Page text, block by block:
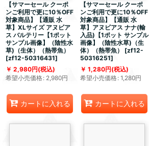
【サマーセール クーポ
ンご利用で更に10％OFF
対象商品】【通販 水
草】XLサイズ アヌビア
ス バルテリー【1ポット
サンプル画像】（陰性水
草)（生体）（熱帯魚）
[zf12-50316431]
2,980円(税込)
希望小売価格: 2,980円
カートに入れる
【サマーセール クーポ
ンご利用で更に10％OFF
対象商品】【通販 水
草】アヌビアス ナナ(輸
入品)【1ポット サンプル
画像】（陰性水草)（生
体）（熱帯魚）
[zf12-
50316251]
1,280円(税込)
希望小売価格: 1,280円
カートに入れる